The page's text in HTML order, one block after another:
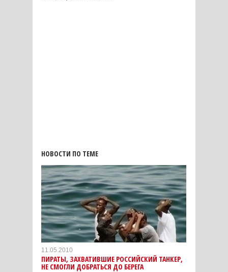
НОВОСТИ ПО ТЕМЕ
11.05.2010
ПИРАТЫ, ЗАХВАТИВШИЕ РОССИЙСКИЙ ТАНКЕР,
НЕ СМОГЛИ ДОБРАТЬСЯ ДО БЕРЕГА